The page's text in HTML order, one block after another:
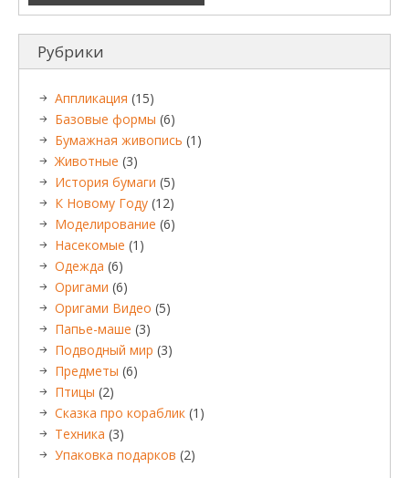
Рубрики
Аппликация (15)
Базовые формы (6)
Бумажная живопись (1)
Животные (3)
История бумаги (5)
К Новому Году (12)
Моделирование (6)
Насекомые (1)
Одежда (6)
Оригами (6)
Оригами Видео (5)
Папье-маше (3)
Подводный мир (3)
Предметы (6)
Птицы (2)
Сказка про кораблик (1)
Техника (3)
Упаковка подарков (2)